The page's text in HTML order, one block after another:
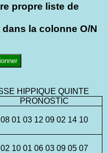
propre liste de
la colonne O/N
HIPPIQUE QUINTE
PRONOSTIC
08 01 03 12 09 02 14 10
02 10 01 06 03 09 05 07